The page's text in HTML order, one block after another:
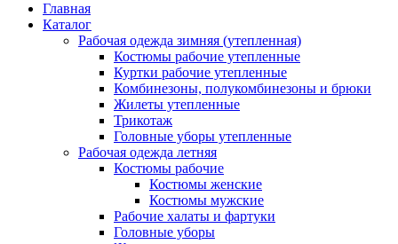
Главная
Каталог
Рабочая одежда зимняя (утепленная)
Костюмы рабочие утепленные
Куртки рабочие утепленные
Комбинезоны, полукомбинезоны и брюки
Жилеты утепленные
Трикотаж
Головные уборы утепленные
Рабочая одежда летняя
Костюмы рабочие
Костюмы женские
Костюмы мужские
Рабочие халаты и фартуки
Головные уборы